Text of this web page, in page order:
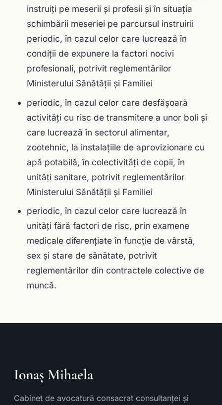
instruiţi pe meserii şi profesii şi în situaţia
schimbării meseriei pe parcursul instruirii
periodic, în cazul celor care lucrează în
condiţii de expunere la factori nocivi
profesionali, potrivit reglementărilor
Ministerului Sănătăţii şi Familiei
periodic, în cazul celor care desfăşoară
activităţi cu risc de transmitere a unor boli şi
care lucrează în sectorul alimentar,
zootehnic, la instalaţiile de aprovizionare cu
apă potabilă, în colectivităţi de copii, în
unităţi sanitare, potrivit reglementărilor
Ministerului Sănătăţii şi Familiei
periodic, în cazul celor care lucrează în
unităţi fără factori de risc, prin examene
medicale diferenţiate în funcţie de vârstă,
sex şi stare de sănătate, potrivit
reglementărilor din contractele colective de
muncă.
Ionaș Mihaela
Cabinet de avocatură consacrat consultanței și